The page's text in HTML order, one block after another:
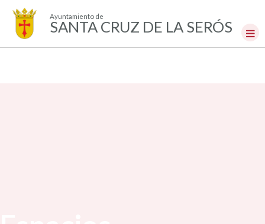
Ayuntamiento de
SANTA CRUZ DE LA SERÓS